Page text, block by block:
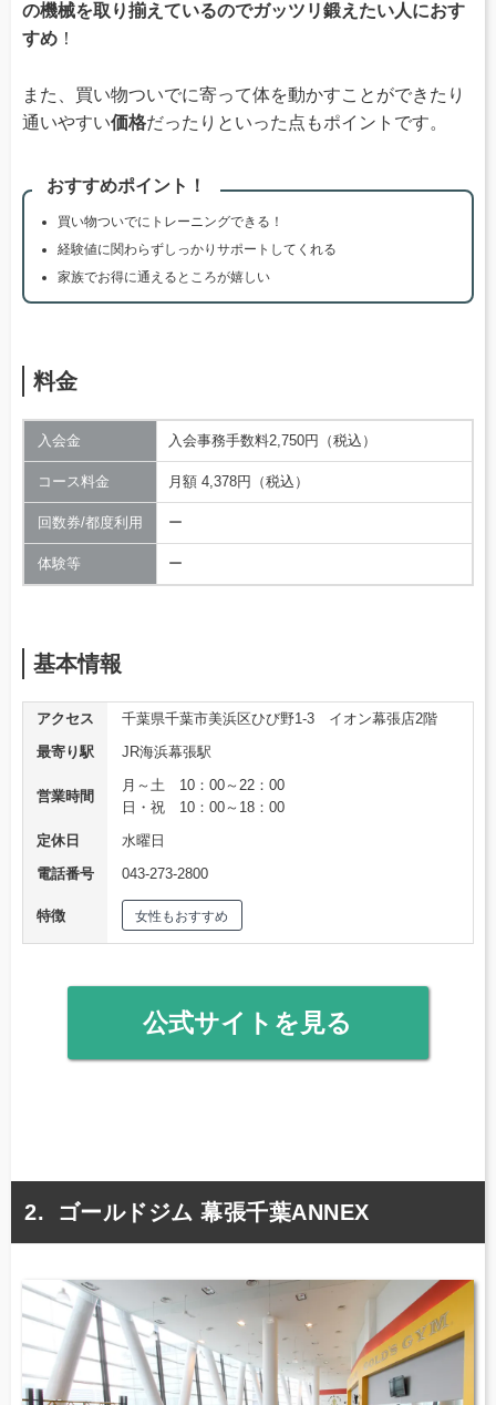
の機械を取り揃えているのでガッツリ鍛えたい人におす
すめ ！
また、買い物ついでに寄って体を動かすことができたり
通いやすい価格だったりといった点もポイントです。
おすすめポイント！
買い物ついでにトレーニングできる！
経験値に関わらずしっかりサポートしてくれる
家族でお得に通えるところが嬉しい
料金
入会金 入会事務手数料2,750円（税込）
コース料金 月額 4,378円（税込）
回数券/都度利用 ー
体験等 ー
基本情報
アクセス
千葉県千葉市美浜区ひび野1-3 イオン幕張店2階
最寄り駅
JR海浜幕張駅
営業時間
月～土 10：00～22：00
日・祝 10：00～18：00
定休日
水曜日
電話番号
043-273-2800
特徴 女性もおすすめ
公式サイトを見る
ゴールドジム 幕張千葉ANNEX